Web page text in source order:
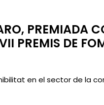
PREMIADA
PREMIS DE
en el sector de la